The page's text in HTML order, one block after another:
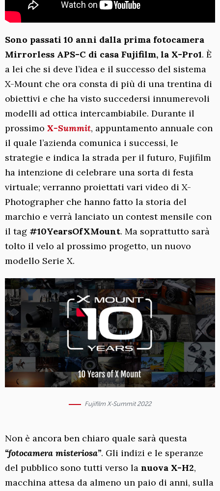
Sono passati 10 anni dalla prima fotocamera
Mirrorless APS-C di casa Fujifilm, la X-Pro1. È
a lei che si deve l’idea e il successo del sistema
X-Mount che ora consta di più di una trentina di
obiettivi e che ha visto succedersi innumerevoli
modelli ad ottica intercambiabile. Durante il
prossimo X-Summit, appuntamento annuale con
il quale l’azienda comunica i successi, le
strategie e indica la strada per il futuro, Fujifilm
ha intenzione di celebrare una sorta di festa
virtuale; verranno proiettati vari video di X-
Photographer che hanno fatto la storia del
marchio e verrà lanciato un contest mensile con
il tag #10YearsOfXMount. Ma soprattutto sarà
tolto il velo al prossimo progetto, un nuovo
modello Serie X.
Fujifilm X-Summit 2022
Non è ancora ben chiaro quale sarà questa
“fotocamera misteriosa”. Gli indizi e le speranze
del pubblico sono tutti verso la nuova X-H2,
macchina attesa da almeno un paio di anni, sulla